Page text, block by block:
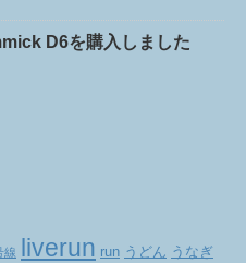
D6を購入しました
線 liverun run うどん うなぎ